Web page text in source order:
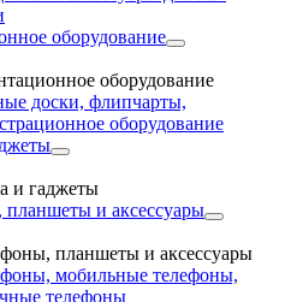
оборудование
оборудование
доски, флипчарты,
оборудование
и гаджеты
и аксессуары
планшеты и аксессуары
мобильные телефоны,
телефоны